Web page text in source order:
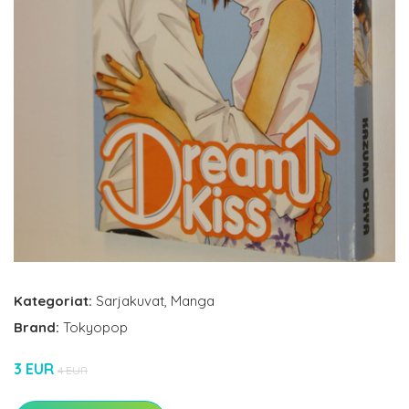
Kategoriat: Sarjakuvat, Manga
Brand: Tokyopop
3 EUR 4 EUR